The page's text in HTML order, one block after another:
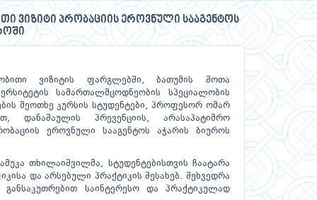
ვიზიტი პრობაციის ეროვნული სააგენტოს
ვიზიტის ფარგლებში, ბათუმის შოთა
სამართალმცოდნეობის სპეციალობის
მეოთხე კურსის სტუდენტები, პროფესორ ომარ
დანაშაულის პრევენციის, არასაპატიმრო
ეროვნული სააგენტოს აჭარის ბიუროს
თხილაიშვილმა, სტუდენტებისთვის ჩაატარა
და არსებული პრაქტიკის შესახებ. შეხვედრა
საინტერესო და პრაქტიკულად